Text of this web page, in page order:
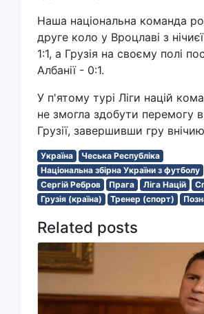
Наша національна команда
друге коло у Вроцлаві з
1:1, а Грузія на своєму полі
Албанії - 0:1.
У п'ятому турі Ліги націй
не змогла здобути перемогу
Грузії, завершивши гру внічию
Україна
Чеська Республіка
Національна збірна України з футболу
Сергій Ребров
Прага Ліга Націй
Грузія (країна)
Тренер (спорт)
Related posts